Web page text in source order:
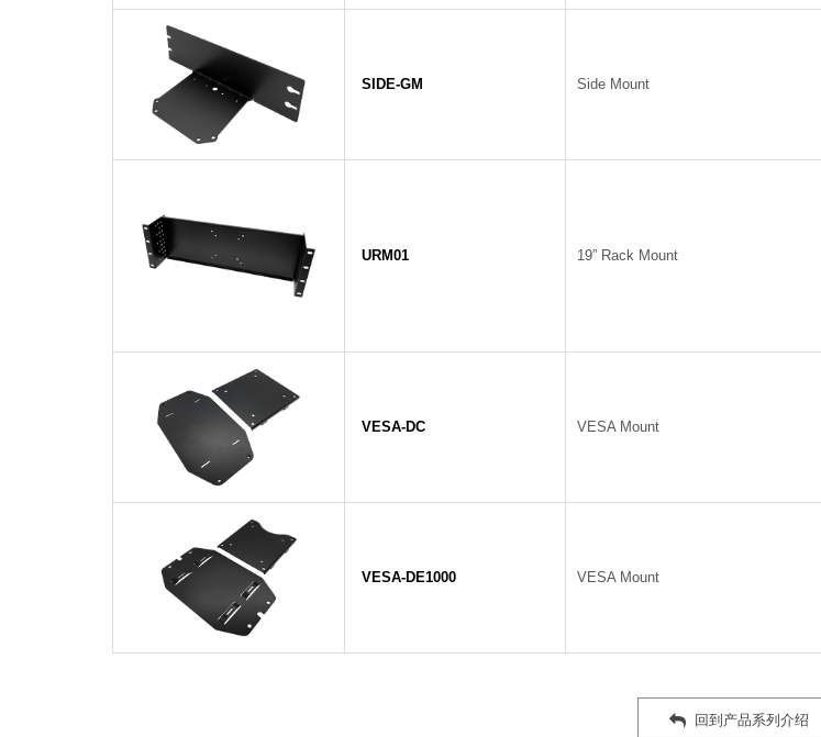
SIDE-GM Side Mount
URM01 19” Rack Mount
VESA-DC VESA Mount
VESA-DE1000 VESA Mount
回到产品系列介绍